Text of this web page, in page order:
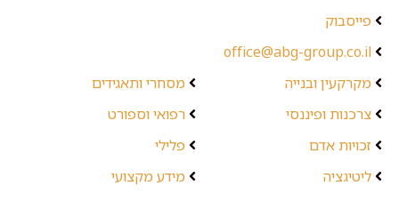
פייסבוק
office@abg-group.co.il
מקרקעין ובנייה
צרכנות ופיננסי
זכויות אדם
ליטיגציה
מסחרי ותאגידים
רפואי וספורט
פלילי
מידע מקצועי